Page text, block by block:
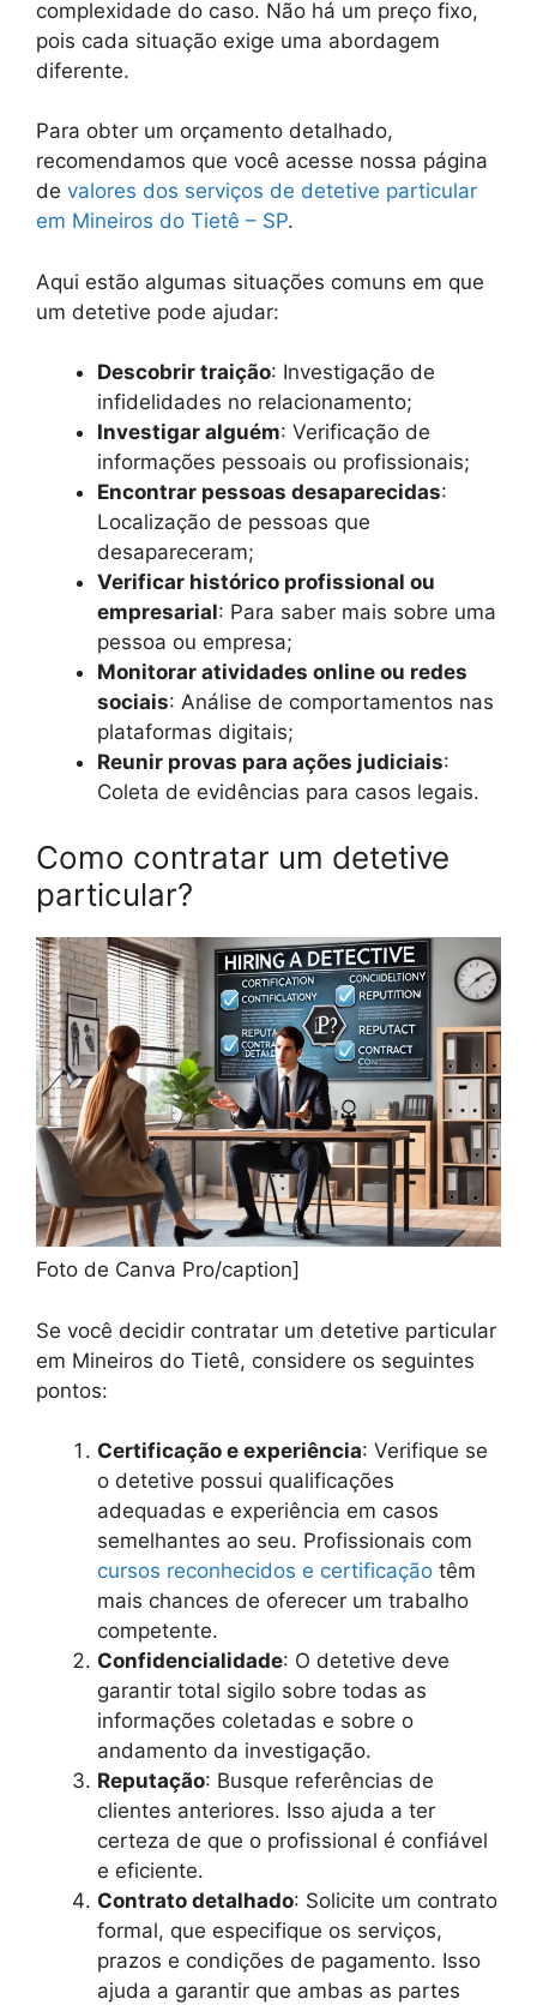
complexidade do caso. Não há um preço fixo,
pois cada situação exige uma abordagem
diferente.
Para obter um orçamento detalhado,
recomendamos que você acesse nossa página
de valores dos serviços de detetive particular
em Mineiros do Tietê – SP.
Aqui estão algumas situações comuns em que
um detetive pode ajudar:
Descobrir traição: Investigação de
infidelidades no relacionamento;
Investigar alguém: Verificação de
informações pessoais ou profissionais;
Encontrar pessoas desaparecidas:
Localização de pessoas que
desapareceram;
Verificar histórico profissional ou
empresarial: Para saber mais sobre uma
pessoa ou empresa;
Monitorar atividades online ou redes
sociais: Análise de comportamentos nas
plataformas digitais;
Reunir provas para ações judiciais:
Coleta de evidências para casos legais.
Como contratar um detetive
particular?
Foto de Canva Pro/caption]
Se você decidir contratar um detetive particular
em Mineiros do Tietê, considere os seguintes
pontos:
Certificação e experiência: Verifique se
o detetive possui qualificações
adequadas e experiência em casos
semelhantes ao seu. Profissionais com
cursos reconhecidos e certificação têm
mais chances de oferecer um trabalho
competente.
Confidencialidade: O detetive deve
garantir total sigilo sobre todas as
informações coletadas e sobre o
andamento da investigação.
Reputação: Busque referências de
clientes anteriores. Isso ajuda a ter
certeza de que o profissional é confiável
e eficiente.
Contrato detalhado: Solicite um contrato
formal, que especifique os serviços,
prazos e condições de pagamento. Isso
ajuda a garantir que ambas as partes